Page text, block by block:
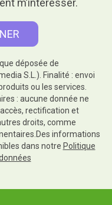
m’intéresser.
déposée de
S.L.). Finalité : envoi
ou les services.
: aucune donnée ne
rectification et
droits, comme
informations
dans notre Politique